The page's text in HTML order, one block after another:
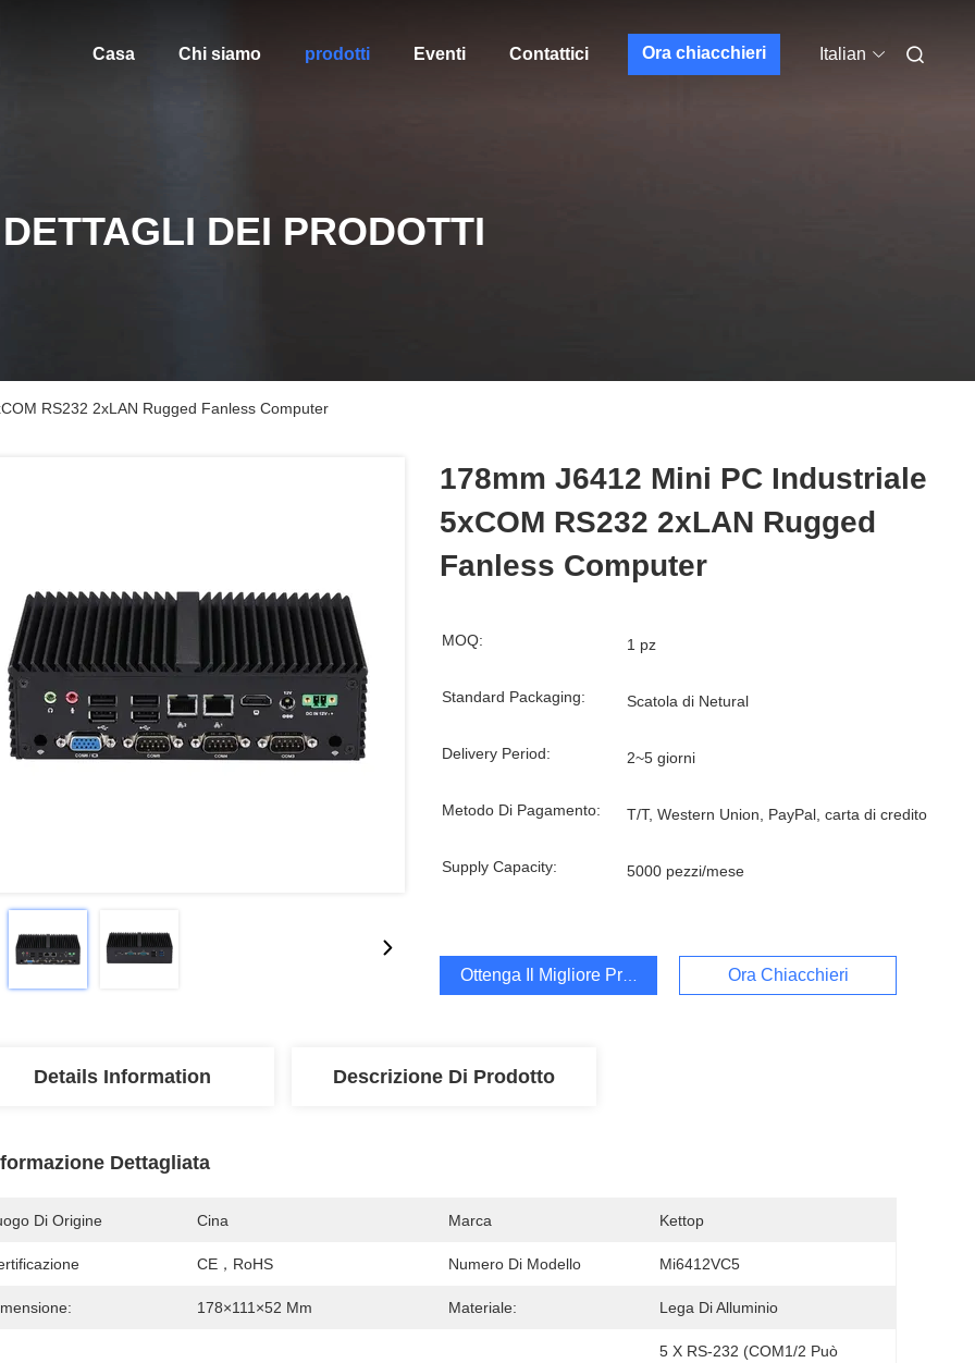
Casa Chi siamo prodotti Eventi Contattici Ora chiacchieri Italian
DETTAGLI DEI PRODOTTI
RS232 2xLAN Rugged Fanless Computer
178mm J6412 Mini PC Industriale
5xCOM RS232 2xLAN Rugged
Fanless Computer
MOQ: 1 pz
Standard Packaging: Scatola di Netural
Delivery Period: 2~5 giorni
Metodo Di Pagamento: T/T, Western Union, PayPal, carta di credito
Supply Capacity: 5000 pezzi/mese
Ottenga Il Migliore Prezzo Ora Chiacchieri
Details Information Descrizione Di Prodotto
Dettagliata
Di Origine Cina Marca Kettop
CE，RoHS Numero Di Modello Mi6412VC5
178×111×52 Mm Materiale: Lega Di Alluminio
5 X RS-232 (COM1/2 Può